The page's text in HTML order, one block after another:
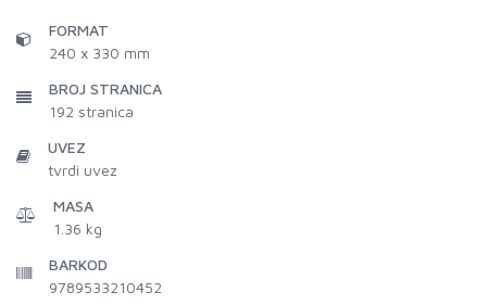
FORMAT
240 x 330 mm
BROJ STRANICA
192 stranica
UVEZ
tvrdi uvez
MASA
1.36 kg
BARKOD
9789533210452